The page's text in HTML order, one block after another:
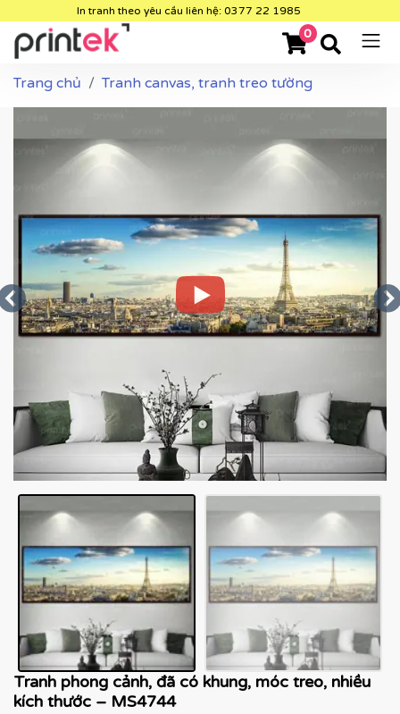
In tranh theo yêu cầu liên hệ: 0377 22 1985
0
Trang chủ Tranh canvas, tranh treo tường
Tranh phong cảnh, đã có khung, móc treo, nhiều
kích thước – MS4744